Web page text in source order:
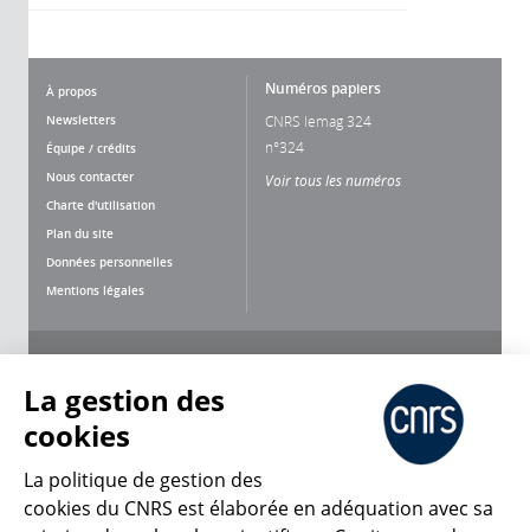
À propos
Newsletters
Équipe / crédits
Nous contacter
Charte d'utilisation
Plan du site
Données personnelles
Mentions légales
Numéros papiers
CNRS lemag 324
n°324
Voir tous les numéros
La gestion des
cookies
La politique de gestion des
cookies du CNRS est élaborée en adéquation avec sa